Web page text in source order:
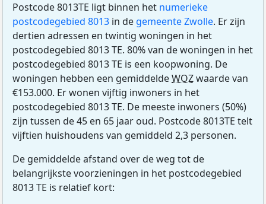
Postcode 8013TE ligt binnen het numerieke
postcodegebied 8013 in de gemeente Zwolle. Er zijn
dertien adressen en twintig woningen in het
postcodegebied 8013 TE. 80% van de woningen in het
postcodegebied 8013 TE is een koopwoning. De
woningen hebben een gemiddeldeWOZwaarde van
€153.000. Er wonen vijftig inwoners in het
postcodegebied 8013 TE. De meeste inwoners (50%)
zijn tussen de 45 en 65 jaar oud. Postcode 8013TE telt
vijftien huishoudens van gemiddeld 2,3 personen.
De gemiddelde afstand over de weg tot de
belangrijkste voorzieningen in het postcodegebied
8013 TE is relatief kort: